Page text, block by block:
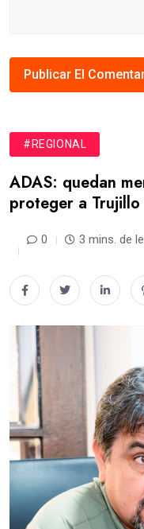
#REGIONAL
ADAS: quedan
proteger a
0 3 mins. de